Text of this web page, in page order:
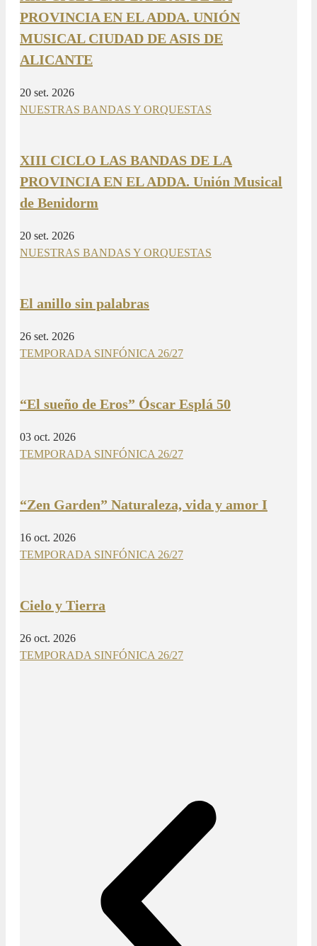
PROVINCIA EN EL ADDA. UNIÓN
MUSICAL CIUDAD DE ASIS DE
ALICANTE
20 set. 2026
NUESTRAS BANDAS Y ORQUESTAS
XIII CICLO LAS BANDAS DE LA
PROVINCIA EN EL ADDA. Unión Musical
de Benidorm
20 set. 2026
NUESTRAS BANDAS Y ORQUESTAS
El anillo sin palabras
26 set. 2026
TEMPORADA SINFÓNICA 26/27
“El sueño de Eros” Óscar Esplá 50
03 oct. 2026
TEMPORADA SINFÓNICA 26/27
“Zen Garden” Naturaleza, vida y amor I
16 oct. 2026
TEMPORADA SINFÓNICA 26/27
Cielo y Tierra
26 oct. 2026
TEMPORADA SINFÓNICA 26/27